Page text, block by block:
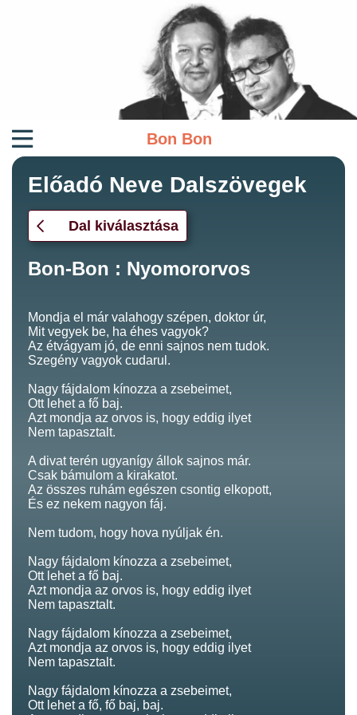
Bon Bon
Előadó Neve Dalszövegek
Dal kiválasztása
Bon-Bon : Nyomororvos
Mondja el már valahogy szépen, doktor úr,
Mit vegyek be, ha éhes vagyok?
Az étvágyam jó, de enni sajnos nem tudok.
Szegény vagyok cudarul.
Nagy fájdalom kínozza a zsebeimet,
Ott lehet a fő baj.
Azt mondja az orvos is, hogy eddig ilyet
Nem tapasztalt.
A divat terén ugyanígy állok sajnos már.
Csak bámulom a kirakatot.
Az összes ruhám egészen csontig elkopott,
És ez nekem nagyon fáj.
Nem tudom, hogy hova nyúljak én.
Nagy fájdalom kínozza a zsebeimet,
Ott lehet a fő baj.
Azt mondja az orvos is, hogy eddig ilyet
Nem tapasztalt.
Nagy fájdalom kínozza a zsebeimet,
Azt mondja az orvos is, hogy eddig ilyet
Nem tapasztalt.
Nagy fájdalom kínozza a zsebeimet,
Ott lehet a fő, fő baj, baj.